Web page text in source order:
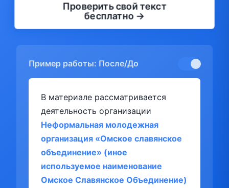
Проверить свой текст
бесплатно →
Пример работы: После/До
В материале рассматривается
деятельность организации
Неформальная молодежная
организация «Омское славянское
объединение» (иное
используемое наименование
Омское Славянское Объединение)